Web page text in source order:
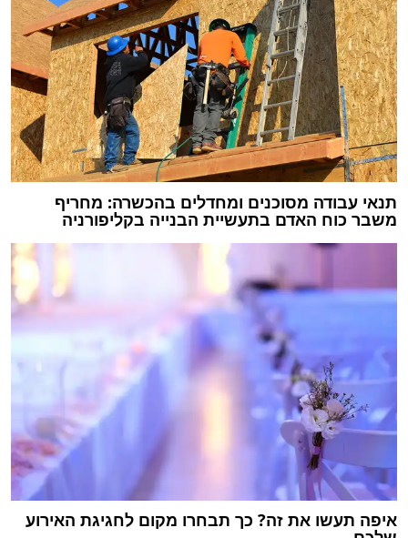
תנאי עבודה מסוכנים ומחדלים בהכשרה: מחריף
משבר כוח האדם בתעשיית הבנייה בקליפורניה
איפה תעשו את זה? כך תבחרו מקום לחגיגת האירוע